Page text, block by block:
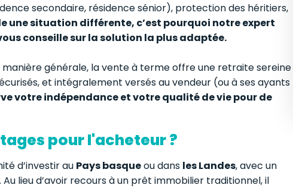
secondaire, résidence sénior), protection des héritiers,
une situation différente, c’est pourquoi notre expert
conseille sur la solution la plus adaptée.
générale, la vente à terme offre une retraite sereine
et intégralement versés au vendeur (ou à ses ayants
votre indépendance et votre qualité de vie pour de
pour l'acheteur ?
d’investir au Pays basqueou dans les Landes, avec un
lieu d’avoir recours à un prêt immobilier traditionnel, il